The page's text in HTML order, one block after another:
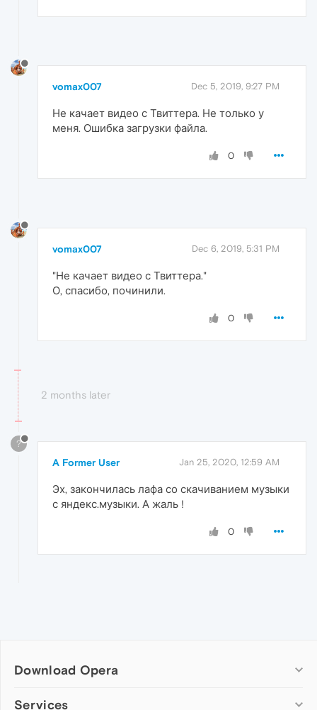
vomax007 Dec 5, 2019, 9:27 PM
Не качает видео с Твиттера. Не только у
меня. Ошибка загрузки файла.
0
vomax007 Dec 6, 2019, 5:31 PM
"Не качает видео с Твиттера."
О, спасибо, починили.
0
2 months later
?
A Former User Jan 25, 2020, 12:59 AM
Эх, закончилась лафа со скачиванием музыки
с яндекс.музыки. А жаль !
0
Download Opera
Computer browsers
Services